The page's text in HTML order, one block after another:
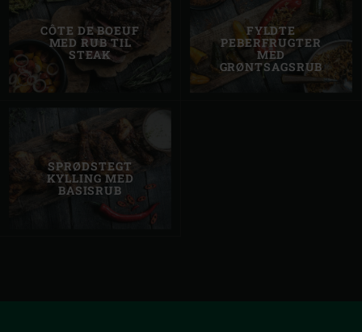
CÔTE DE BOEUF
MED RUB TIL
STEAK
FYLDTE
PEBERFRUGTER
MED
GRØNTSAGSRUB
SPRØDSTEGT
KYLLING MED
BASISRUB